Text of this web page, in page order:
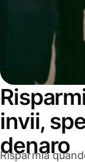
invii,
denaro
Risparmia